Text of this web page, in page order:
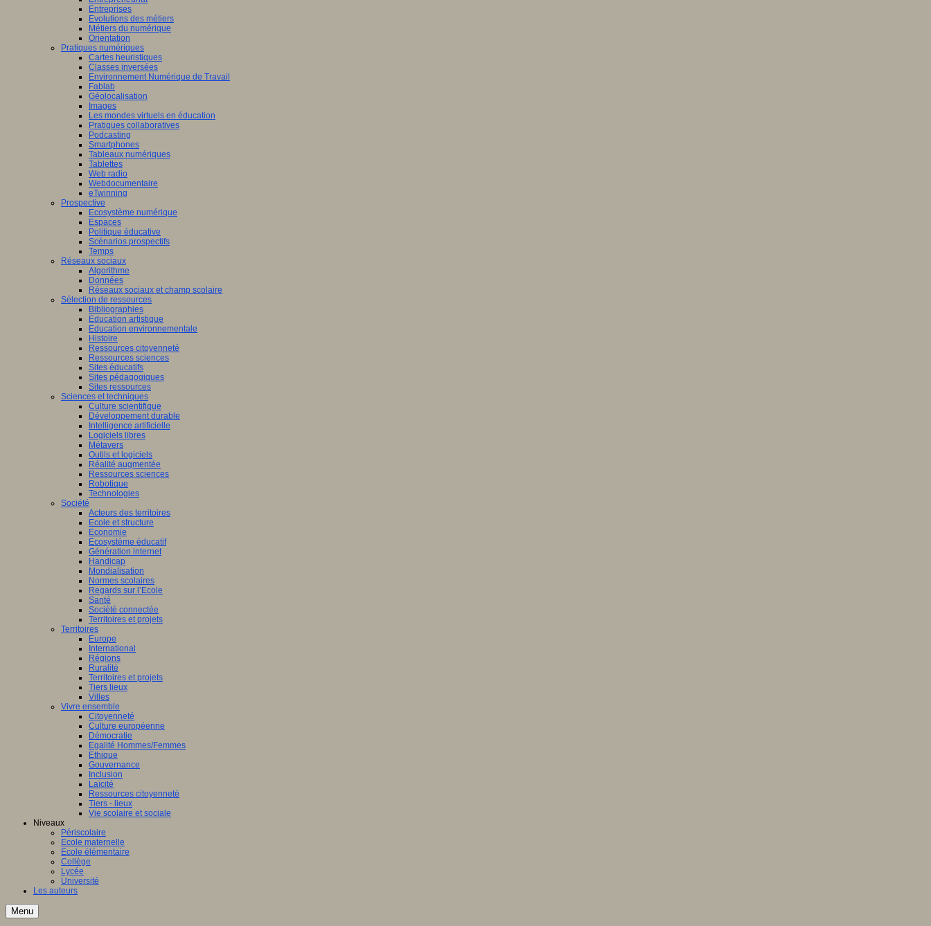
Entreprises
Evolutions des métiers
Métiers du numérique
Orientation
Pratiques numériques
Cartes heuristiques
Classes inversées
Environnement Numérique de Travail
Fablab
Géolocalisation
Images
Les mondes virtuels en éducation
Pratiques collaboratives
Podcasting
Smartphones
Tableaux numériques
Tablettes
Web radio
Webdocumentaire
eTwinning
Prospective
Ecosystème numérique
Espaces
Politique éducative
Scénarios prospectifs
Temps
Réseaux sociaux
Algorithme
Données
Réseaux sociaux et champ scolaire
Sélection de ressources
Bibliographies
Education artistique
Education environnementale
Histoire
Ressources citoyenneté
Ressources sciences
Sites éducatifs
Sites pédagogiques
Sites ressources
Sciences et techniques
Culture scientifique
Développement durable
Intelligence artificielle
Logiciels libres
Métavers
Outils et logiciels
Réalité augmentée
Ressources sciences
Robotique
Technologies
Société
Acteurs des territoires
Ecole et structure
Economie
Ecosystème éducatif
Génération internet
Handicap
Mondialisation
Normes scolaires
Regards sur l’Ecole
Santé
Société connectée
Territoires et projets
Territoires
Europe
International
Régions
Ruralité
Territoires et projets
Tiers lieux
Villes
Vivre ensemble
Citoyenneté
Culture européenne
Démocratie
Egalité Hommes/Femmes
Ethique
Gouvernance
Inclusion
Laïcité
Ressources citoyenneté
Tiers - lieux
Vie scolaire et sociale
Niveaux
Périscolaire
Ecole maternelle
Ecole élémentaire
Collège
Lycée
Université
Les auteurs
Menu